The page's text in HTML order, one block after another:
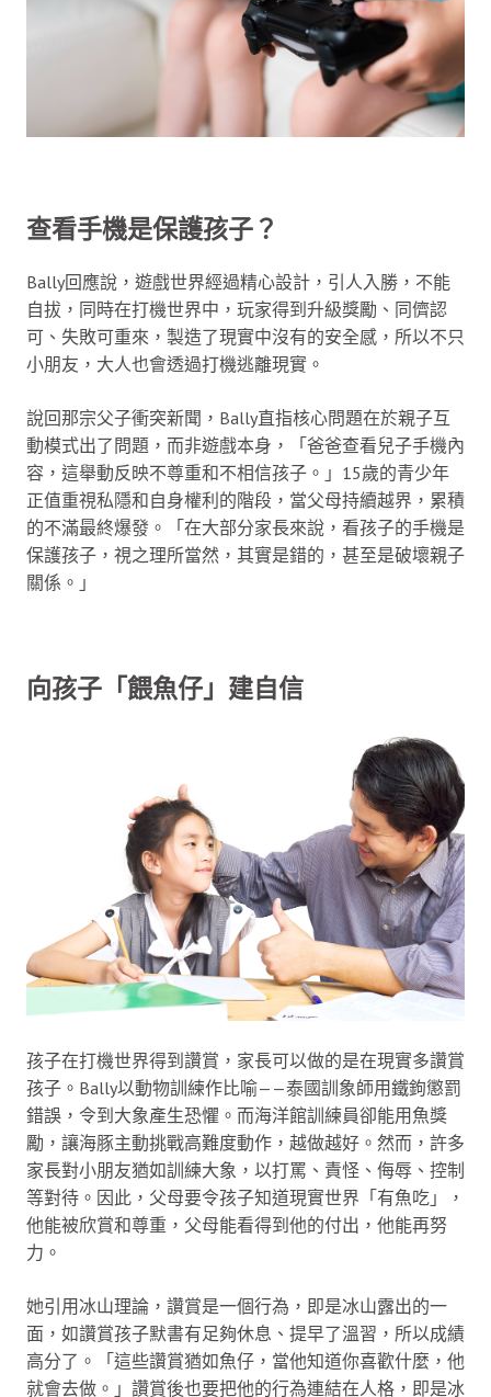
查看手機是保護孩子？
Bally回應說，遊戲世界經過精心設計，引人入勝，不能
自拔，同時在打機世界中，玩家得到升級獎勵、同儕認
可、失敗可重來，製造了現實中沒有的安全感，所以不只
小朋友，大人也會透過打機逃離現實。
說回那宗父子衝突新聞，Bally直指核心問題在於親子互
動模式出了問題，而非遊戲本身，「爸爸查看兒子手機內
容，這舉動反映不尊重和不相信孩子。」15歲的青少年
正值重視私隱和自身權利的階段，當父母持續越界，累積
的不滿最終爆發。「在大部分家長來說，看孩子的手機是
保護孩子，視之理所當然，其實是錯的，甚至是破壞親子
關係。」
向孩子「餵魚仔」建自信
孩子在打機世界得到讚賞，家長可以做的是在現實多讚賞
孩子。Bally以動物訓練作比喻——泰國訓象師用鐵鉤懲罰
錯誤，令到大象產生恐懼。而海洋館訓練員卻能用魚獎
勵，讓海豚主動挑戰高難度動作，越做越好。然而，許多
家長對小朋友猶如訓練大象，以打罵、責怪、侮辱、控制
等對待。因此，父母要令孩子知道現實世界「有魚吃」，
他能被欣賞和尊重，父母能看得到他的付出，他能再努
力。
她引用冰山理論，讚賞是一個行為，即是冰山露出的一
面，如讚賞孩子默書有足夠休息、提早了溫習，所以成績
高分了。「這些讚賞猶如魚仔，當他知道你喜歡什麼，他
就會去做。」讚賞後也要把他的行為連結在人格，即是冰